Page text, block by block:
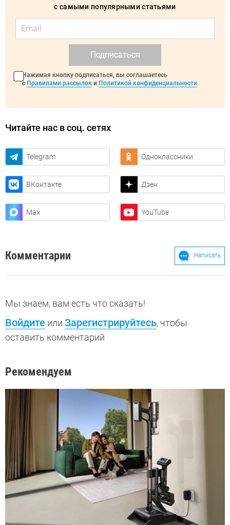
с самыми популярными статьями
Подписаться
Нажимая кнопку подписаться, вы соглашаетесь
с Правилами рассылок и Политикой конфиденциальности
Читайте нас в соц. сетях
Telegram Одноклассники
ВКонтакте Дзен
Max YouTube
Комментарии Написать
Мы знаем, вам есть что сказать!
Войдите или Зарегистрируйтесь, чтобы
оставить комментарий
Рекомендуем